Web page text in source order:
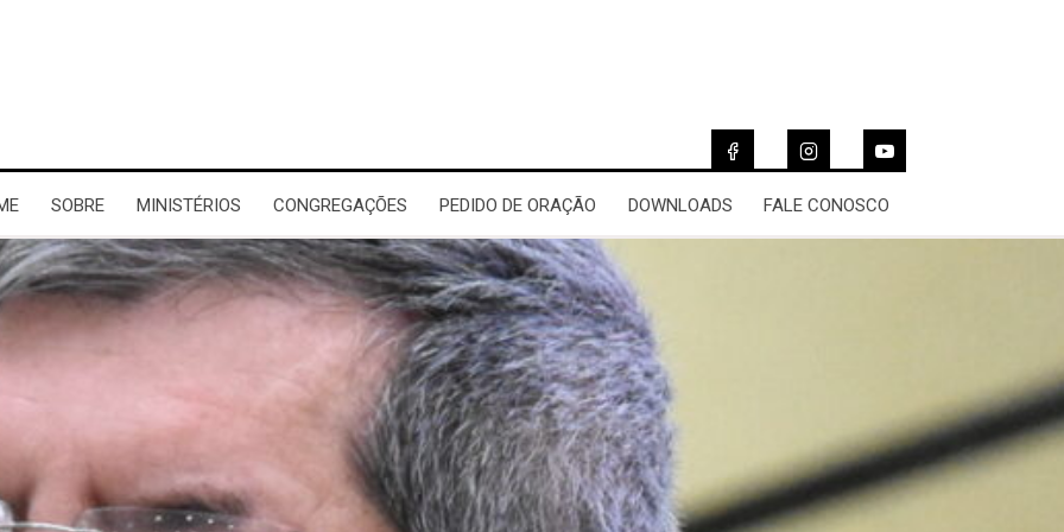
SOBRE MINISTÉRIOS CONGREGAÇÕES PEDIDO DE ORAÇÃO DOWNLOADS FALE CONOSCO